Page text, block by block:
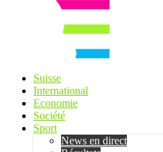
Suisse
International
Economie
Société
Sport
News en direct